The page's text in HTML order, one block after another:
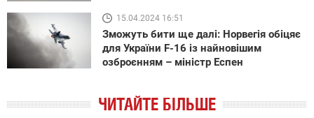
15.04.2024 16:51
Зможуть бити ще далі: Норвегія обіцяє
для України F-16 із найновішим
озброєнням – міністр Еспен
ЧИТАЙТЕ БІЛЬШЕ